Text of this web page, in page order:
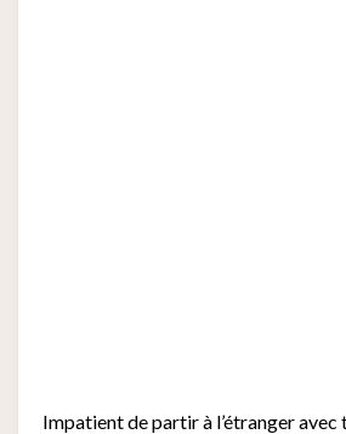
Impatient de partir à l’étranger avec